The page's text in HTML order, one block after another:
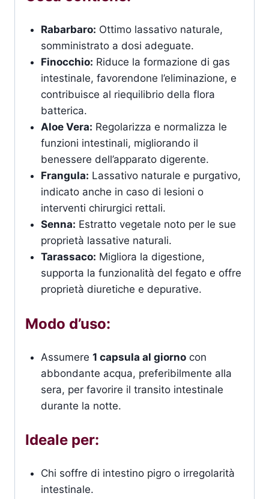
Rabarbaro: Ottimo lassativo naturale,
somministrato a dosi adeguate.
Finocchio: Riduce la formazione di gas
intestinale, favorendone l’eliminazione, e
contribuisce al riequilibrio della flora
batterica.
Aloe Vera: Regolarizza e normalizza le
funzioni intestinali, migliorando il
benessere dell’apparato digerente.
Frangula: Lassativo naturale e purgativo,
indicato anche in caso di lesioni o
interventi chirurgici rettali.
Senna: Estratto vegetale noto per le sue
proprietà lassative naturali.
Tarassaco: Migliora la digestione,
supporta la funzionalità del fegato e offre
proprietà diuretiche e depurative.
Modo d’uso:
Assumere 1 capsula al giornocon
abbondante acqua, preferibilmente alla
sera, per favorire il transito intestinale
durante la notte.
Ideale per:
Chi soffre di intestino pigro o irregolarità
intestinale.